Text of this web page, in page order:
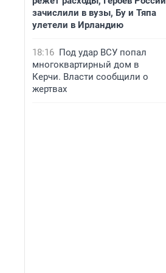
зачислили в вузы, Бу и Тяпа
улетели в Ирландию
18:16 Под удар ВСУ попал
многоквартирный дом в
Керчи. Власти сообщили о
жертвах